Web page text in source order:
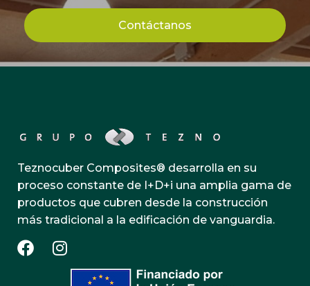
Contáctanos
Teznocuber Composites® desarrolla en su
proceso constante de I+D+i una amplia gama de
productos que cubren desde la construcción
más tradicional a la edificación de vanguardia.